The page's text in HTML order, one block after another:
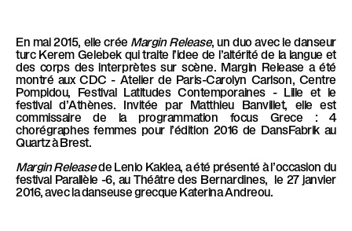
En mai 2015, elle crée Margin Release, un duo avec le danseur
turc Kerem Gelebek qui traite l’idee de l’altérité de la langue et
des corps des interprètes sur scène. Margin Release a été
montré aux CDC - Atelier de Paris-Carolyn Carlson, Centre
Pompidou, Festival Latitudes Contemporaines - Lille et le
festival d’Athènes. Invitée par Matthieu Banvillet, elle est
commissaire de la programmation focus Grece : 4
chorégraphes femmes pour l’édition 2016 de DansFabrik au
Quartz à Brest.
Margin Releasede Lenio Kaklea, a été présenté à l’occasion du
festival Parallèle -6, au Théâtre des Bernardines, le 27 janvier
2016, avec la danseuse grecque Katerina Andreou.